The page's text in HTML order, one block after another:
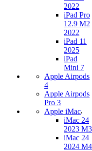
2022
iPad Pro
12.9 M2
2022
iPad 11
2025
iPad
Mini 7
Apple Airpods
4
Apple Airpods
Pro 3
Apple iMac
iMac 24
2023 M3
iMac 24
2024 M4